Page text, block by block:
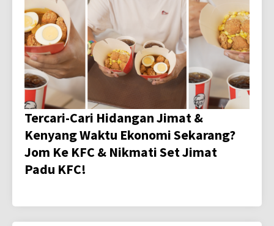
Tercari-Cari Hidangan Jimat &
Kenyang Waktu Ekonomi Sekarang?
Jom Ke KFC & Nikmati Set Jimat
Padu KFC!